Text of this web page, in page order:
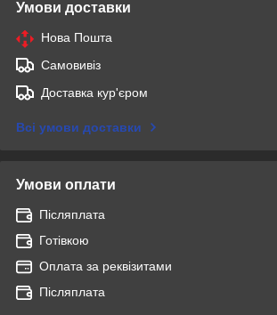
Умови доставки
Нова Пошта
Самовивіз
Доставка кур'єром
Всі умови доставки
Умови оплати
Післяплата
Готівкою
Оплата за реквізитами
Післяплата